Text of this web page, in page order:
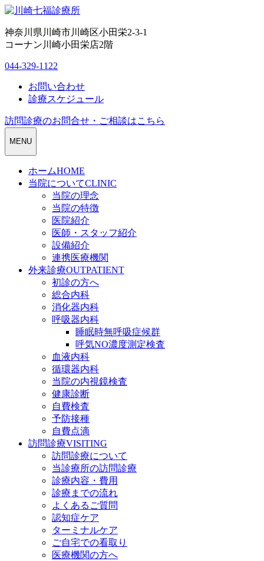
神奈川県川崎市川崎区小田栄2-3-1
コーナン川崎小田栄店2階
044-329-1122
お問い合わせ
診療スケジュール
訪問診療のお問合せ・ご相談はこちら
MENU
ホームHOME
当院についてCLINIC
当院の理念
当院の特徴
医院紹介
医師・スタッフ紹介
設備紹介
連携医療機関
外来診療OUTPATIENT
初診の方へ
総合内科
消化器内科
呼吸器内科
睡眠時無呼吸症候群
呼気NO濃度測定検査
血液内科
循環器内科
当院の内視鏡検査
健康診断
自費検査
予防接種
自費点滴
訪問診療VISITING
訪問診療について
当診療所の訪問診療
診療内容・費用
診療までの流れ
よくあるご質問
認知症ケア
ターミナルケア
ご自宅での看取り
医療機関の方へ